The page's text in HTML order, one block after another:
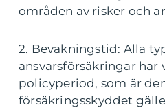
områden av risker och
2. Bevakningstid: Alla
ansvarsförsäkringar har
policyperiod, som är
försäkringsskyddet